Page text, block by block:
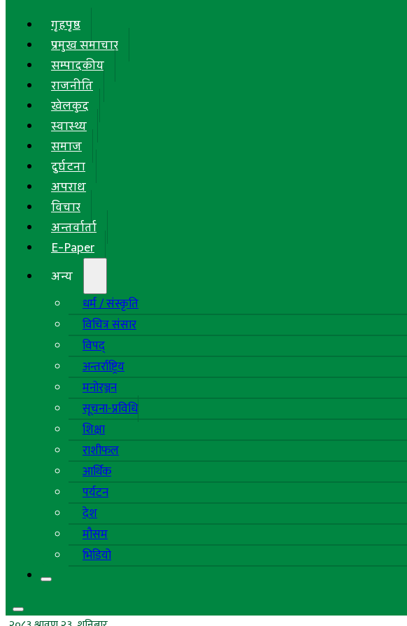
गृहपृष्ठ
प्रमुख समाचार
सम्पादकीय
राजनीति
खेलकुद
स्वास्थ्य
समाज
दुर्घटना
अपराध
विचार
अन्तर्वार्ता
E-Paper
अन्य
धर्म / संस्कृति
विचित्र संसार
विपद्
अन्तर्राष्ट्रिय
मनोरञ्जन
सूचना-प्रविधि
शिक्षा
राशीफल
आर्थिक
पर्यटन
देश
मौसम
भिडियो